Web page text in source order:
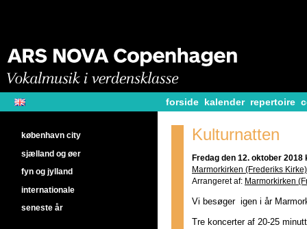
forside kalender repertoire
Kulturnatten
Fredag den 12. oktober 2018
Marmorkirken (Frederiks Kirke)
Arrangeret af: Marmorkirken
Vi besøger igen i år
Tre koncerter af 20-25
københavn city
sjælland og øer
fyn og jylland
internationale
seneste år